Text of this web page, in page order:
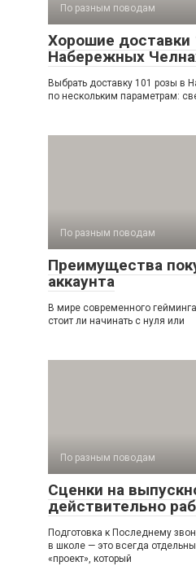
По разным поводам
Хорошие доставки
Набережных
Выбрать доставку 101 розы в
по нескольким параметрам:
По разным поводам
Преимущества
аккаунта
В мире современного
стоит ли начинать с нуля или
По разным поводам
Сценки на
действительно
Подготовка к Последнему
в школе — это всегда
«проект», который